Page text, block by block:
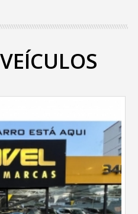
VEÍCULOS